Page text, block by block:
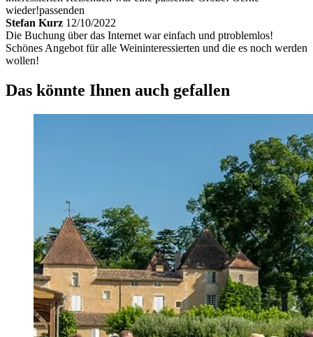
wieder!passenden
Stefan Kurz 12/10/2022
Die Buchung über das Internet war einfach und ptroblemlos!
Schönes Angebot für alle Weininteressierten und die es noch werden
wollen!
Das könnte Ihnen auch gefallen